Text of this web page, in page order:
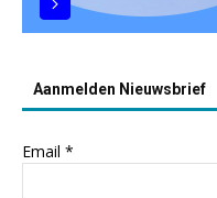
Aanmelden Nieuwsbrief
Email *